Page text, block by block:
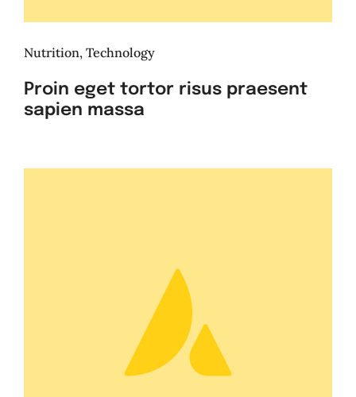
Nutrition, Technology
Proin eget tortor risus praesent
sapien massa